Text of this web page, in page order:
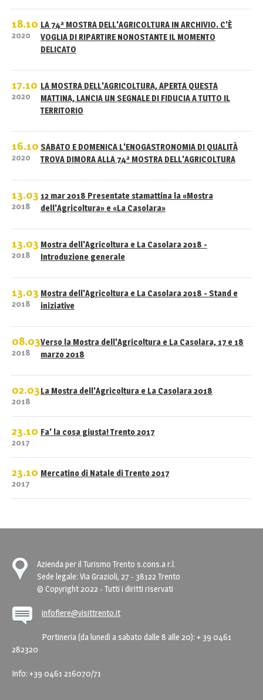
18.10
2020
LA 74ª MOSTRA DELL'AGRICOLTURA IN ARCHIVIO. C'È
VOGLIA DI RIPARTIRE NONOSTANTE IL MOMENTO
DELICATO
17.10
2020
LA MOSTRA DELL'AGRICOLTURA, APERTA QUESTA
MATTINA, LANCIA UN SEGNALE DI FIDUCIA A TUTTO IL
TERRITORIO
16.10
2020
SABATO E DOMENICA L'ENOGASTRONOMIA DI QUALITÀ
TROVA DIMORA ALLA 74ª MOSTRA DELL'AGRICOLTURA
13.03
2018
12 mar 2018 Presentate stamattina la «Mostra
dell'Agricoltura» e «La Casolara»
13.03
2018
Mostra dell'Agricoltura e La Casolara 2018 -
Introduzione generale
13.03
2018
Mostra dell'Agricoltura e La Casolara 2018 - Stand e
iniziative
08.03
2018
Verso la Mostra dell'Agricoltura e La Casolara, 17 e 18
marzo 2018
02.03
2018
La Mostra dell'Agricoltura e La Casolara 2018
23.10
2017
Fa' la cosa giusta! Trento 2017
23.10
2017
Mercatino di Natale di Trento 2017
Azienda per il Turismo Trento s.cons.a r.l.
Sede legale: Via Grazioli, 27 - 38122 Trento
© Copyright 2022 - Tutti i diritti riservati
infofiere@visittrento.it
Portineria (da lunedì a sabato dalle 8 alle 20): + 39 0461
282320
Info: +39 0461 216070/71